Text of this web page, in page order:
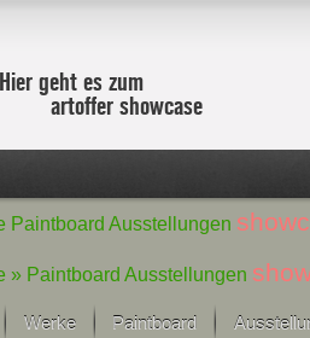
Hier geht es zum
artoffer showcase
Paintboard Ausstellungen
» Paintboard Ausstellungen
Werke Paintboard